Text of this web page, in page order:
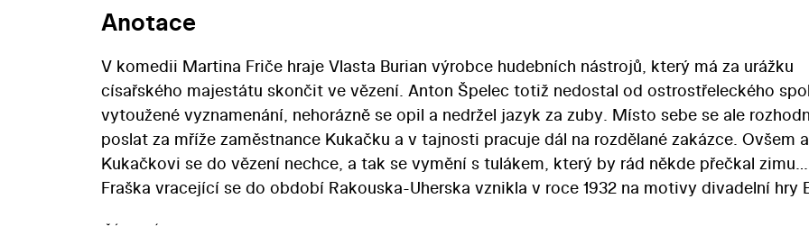
Anotace
V komedii Martina Friče hraje Vlasta Burian výrobce hudebních nástrojů, který má za urážku
císařského majestátu skončit ve vězení. Anton Špelec totiž nedostal od ostrostřeleckého
vytoužené vyznamenání, nehorázně se opil a nedržel jazyk za zuby. Místo sebe se ale
poslat za mříže zaměstnance Kukačku a v tajnosti pracuje dál na rozdělané zakázce. Ovšem
Kukačkovi se do vězení nechce, a tak se vymění s tulákem, který by rád někde přečkal zimu…
Fraška vracející se do období Rakouska-Uherska vznikla v roce 1932 na motivy divadelní hry